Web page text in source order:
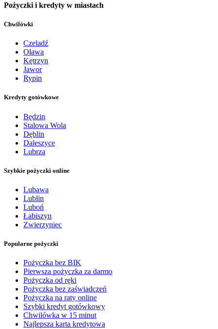
Pożyczki i kredyty w miastach
Chwilówki
Czeladź
Oława
Kętrzyn
Jawor
Rypin
Kredyty gotówkowe
Będzin
Stalowa Wola
Dęblin
Daleszyce
Lubrza
Szybkie pożyczki online
Lubawa
Lublin
Luboń
Łabiszyn
Zwierzyniec
Popularne pożyczki
Pożyczka bez BIK
Pierwsza pożyczka za darmo
Pożyczka od ręki
Pożyczka bez zaświadczeń
Pożyczka na raty online
Szybki kredyt gotówkowy
Chwilówka w 15 minut
Najlepsza karta kredytowa